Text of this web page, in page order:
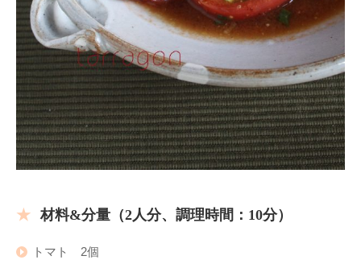
材料&分量（2人分、 調理時間：10分）
トマト 2個